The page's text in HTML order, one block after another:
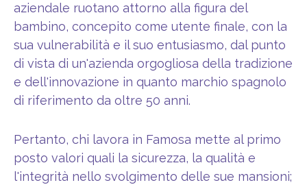
aziendale ruotano attorno alla figura del
bambino, concepito come utente finale, con la
sua vulnerabilità e il suo entusiasmo, dal punto
di vista di un'azienda orgogliosa della tradizione
e dell'innovazione in quanto marchio spagnolo
di riferimento da oltre 50 anni.
Pertanto, chi lavora in Famosa mette al primo
posto valori quali la sicurezza, la qualità e
l'integrità nello svolgimento delle sue mansioni;